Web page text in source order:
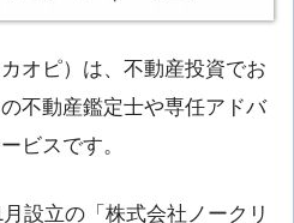
オピ）は、不動産投資でお
不動産鑑定士や専任アドバ
ビスです。
設立の「株式会社ノークリ